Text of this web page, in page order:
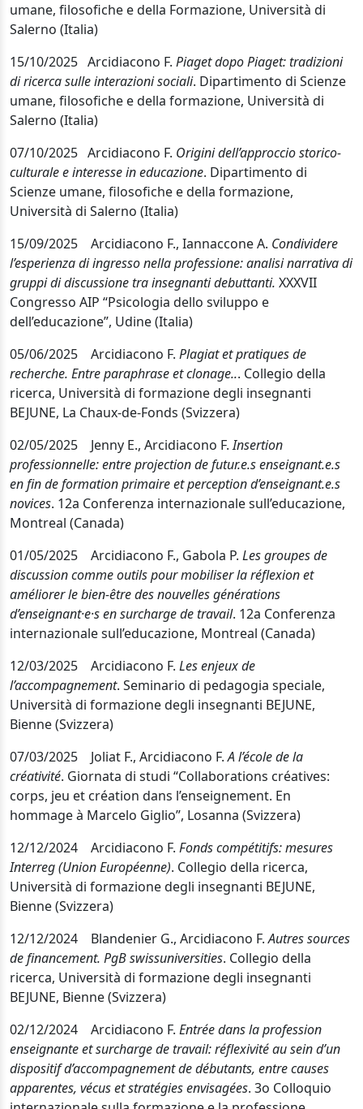
umane, filosofiche e della Formazione, Università di
Salerno (Italia)
15/10/2025 Arcidiacono F. Piaget dopo Piaget: tradizioni
di ricerca sulle interazioni sociali. Dipartimento di Scienze
umane, filosofiche e della formazione, Università di
Salerno (Italia)
07/10/2025 Arcidiacono F. Origini dell’approccio storico-
culturale e interesse in educazione. Dipartimento di
Scienze umane, filosofiche e della formazione,
Università di Salerno (Italia)
15/09/2025 Arcidiacono F., Iannaccone A. Condividere
l’esperienza di ingresso nellaprofessione: analisinarrativa di
gruppi di discussione tra insegnanti debuttanti. XXXVII
Congresso AIP “Psicologia dello sviluppo e
dell’educazione”, Udine (Italia)
05/06/2025 Arcidiacono F. Plagiat et pratiques de
recherche. Entre paraphrase et clonage... Collegio della
ricerca, Università di formazione degli insegnanti
BEJUNE, La Chaux-de-Fonds (Svizzera)
02/05/2025 Jenny E., Arcidiacono F.Insertion
professionnelle: entre projection de futur.e.s enseignant.e.s
en fin de formation primaire et perception d’enseignant.e.s
novices. 12a Conferenza internazionale sull’educazione,
Montreal (Canada)
01/05/2025 Arcidiacono F., Gabola P. Les groupes de
discussion comme outils pour mobiliser la réflexion et
améliorer le bien-être des nouvelles générations
d’enseignant·e·s en surcharge de travail. 12a Conferenza
internazionale sull’educazione, Montreal (Canada)
12/03/2025 Arcidiacono F. Les enjeux de
l’accompagnement. Seminario di pedagogia speciale,
Università di formazione degli insegnanti BEJUNE,
Bienne (Svizzera)
07/03/2025 Joliat F., Arcidiacono F.A l’école de la
créativité. Giornata di studi “Collaborations créatives:
corps, jeu et création dans l’enseignement. En
hommage à Marcelo Giglio”, Losanna (Svizzera)
12/12/2024 Arcidiacono F. Fonds compétitifs: mesures
Interreg (Union Européenne). Collegio della ricerca,
Università di formazione degli insegnanti BEJUNE,
Bienne (Svizzera)
12/12/2024 Blandenier G., Arcidiacono F.Autres sources
de financement. PgB swissuniversities. Collegio della
ricerca, Università di formazione degli insegnanti
BEJUNE, Bienne (Svizzera)
02/12/2024 Arcidiacono F. Entrée dans la profession
enseignante et surcharge de travail: réflexivité au sein d’un
dispositif d’accompagnement de débutants, entre causes
apparentes, vécus et stratégies envisagées. 3o Colloquio